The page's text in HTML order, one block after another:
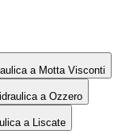
a Motta Visconti
a Ozzero
a Liscate